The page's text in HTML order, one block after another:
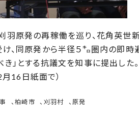
原発の再稼働を巡り、花角英世
、同原発から半径５㌔圏内の即時
」とする抗議文を知事に提出した。
16日紙面で）
、柏崎市 、 刈羽村 、原発